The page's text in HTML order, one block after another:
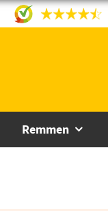
Remmen